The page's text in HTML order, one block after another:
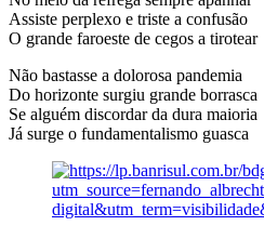
Assiste perplexo e triste a confusão
O grande faroeste de cegos a tirotear
Não bastasse a dolorosa pandemia
Do horizonte surgiu grande borrasca
Se alguém discordar da dura maioria
Já surge o fundamentalismo guasca